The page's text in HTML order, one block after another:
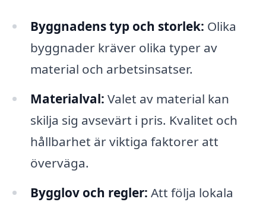
Byggnadens typ och storlek: Olika
byggnader kräver olika typer av
material och arbetsinsatser.
Materialval: Valet av material kan
skilja sig avsevärt i pris. Kvalitet och
hållbarhet är viktiga faktorer att
överväga.
Bygglov och regler: Att följa lokala